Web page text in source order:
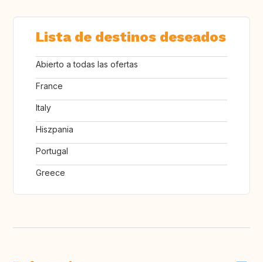
Lista de destinos deseados
Abierto a todas las ofertas
France
Italy
Hiszpania
Portugal
Greece